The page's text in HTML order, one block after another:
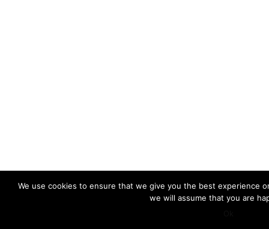
We use cookies to ensure that we give you the best experience
we will assume that you are